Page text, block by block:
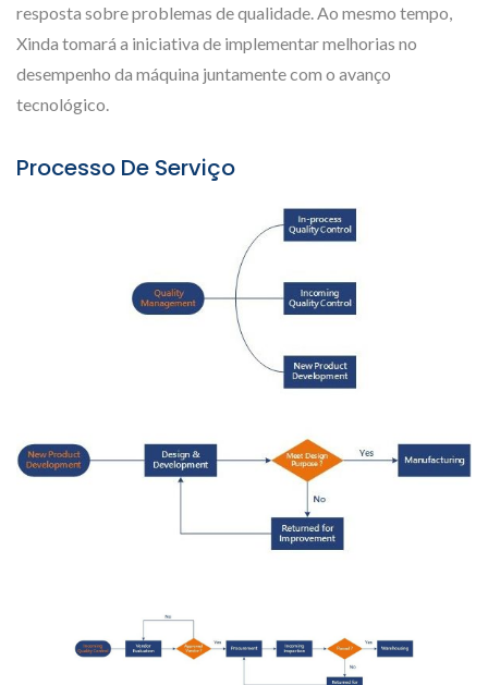
resposta sobre problemas de qualidade. Ao mesmo tempo,
Xinda tomará a iniciativa de implementar melhorias no
desempenho da máquina juntamente com o avanço
tecnológico.
Processo De Serviço